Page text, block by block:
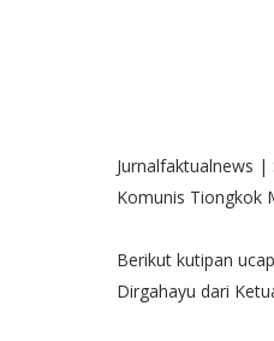
Jurnalfaktualnews |
Komunis Tiongkok
Berikut kutipan
Dirgahayu dari